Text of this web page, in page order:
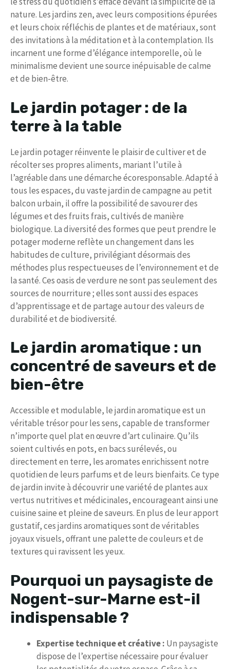
nature. Les jardins zen, avec leurs compositions épurées
et leurs choix réfléchis de plantes et de matériaux, sont
des invitations à la méditation et à la contemplation. Ils
incarnent une forme d’élégance intemporelle, où le
minimalisme devient une source inépuisable de calme
et de bien-être.
Le jardin potager : de la
terre à la table
Le jardin potager réinvente le plaisir de cultiver et de
récolter ses propres aliments, mariant l’utile à
l’agréable dans une démarche écoresponsable. Adapté à
tous les espaces, du vaste jardin de campagne au petit
balcon urbain, il offre la possibilité de savourer des
légumes et des fruits frais, cultivés de manière
biologique. La diversité des formes que peut prendre le
potager moderne reflète un changement dans les
habitudes de culture, privilégiant désormais des
méthodes plus respectueuses de l’environnement et de
la santé. Ces oasis de verdure ne sont pas seulement des
sources de nourriture ; elles sont aussi des espaces
d’apprentissage et de partage autour des valeurs de
durabilité et de biodiversité.
Le jardin aromatique : un
concentré de saveurs et de
bien-être
Accessible et modulable, le jardin aromatique est un
véritable trésor pour les sens, capable de transformer
n’importe quel plat en œuvre d’art culinaire. Qu’ils
soient cultivés en pots, en bacs surélevés, ou
directement en terre, les aromates enrichissent notre
quotidien de leurs parfums et de leurs bienfaits. Ce type
de jardin invite à découvrir une variété de plantes aux
vertus nutritives et médicinales, encourageant ainsi une
cuisine saine et pleine de saveurs. En plus de leur apport
gustatif, ces jardins aromatiques sont de véritables
joyaux visuels, offrant une palette de couleurs et de
textures qui ravissent les yeux.
Pourquoi un paysagiste de
Nogent-sur-Marne est-il
indispensable ?
Expertise technique et créative : Un paysagiste
dispose de l’expertise nécessaire pour évaluer